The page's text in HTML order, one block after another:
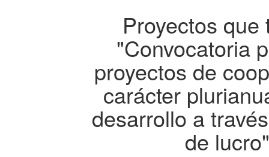
Proyectos
"Convocatoria
proyectos de
carácter
desarrollo a
de